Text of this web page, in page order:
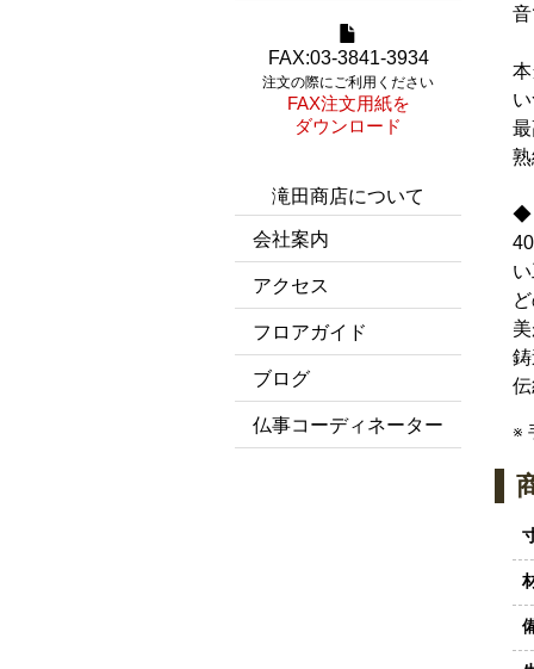
◆
※
FAX:03-3841-3934
注文の際にご利用ください
FAX注文用紙を
ダウンロード
滝田商店について
会社案内
アクセス
フロアガイド
ブログ
仏事コーディネーター